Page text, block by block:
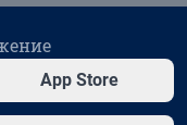
App Store